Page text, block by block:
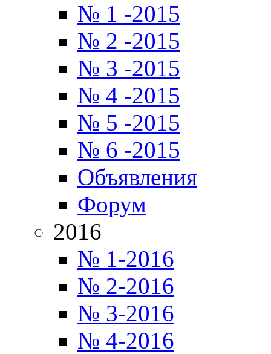
№ 1 -2015
№ 2 -2015
№ 3 -2015
№ 4 -2015
№ 5 -2015
№ 6 -2015
Объявления
Форум
2016
№ 1-2016
№ 2-2016
№ 3-2016
№ 4-2016